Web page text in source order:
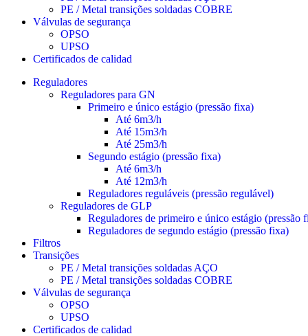
PE / Metal transições soldadas COBRE
Válvulas de segurança
OPSO
UPSO
Certificados de calidad
Reguladores
Reguladores para GN
Primeiro e único estágio (pressão fixa)
Até 6m3/h
Até 15m3/h
Até 25m3/h
Segundo estágio (pressão fixa)
Até 6m3/h
Até 12m3/h
Reguladores reguláveis (pressão regulável)
Reguladores de GLP
Reguladores de primeiro e único estágio (pressão
Reguladores de segundo estágio (pressão fixa)
Filtros
Transições
PE / Metal transições soldadas AÇO
PE / Metal transições soldadas COBRE
Válvulas de segurança
OPSO
UPSO
Certificados de calidad